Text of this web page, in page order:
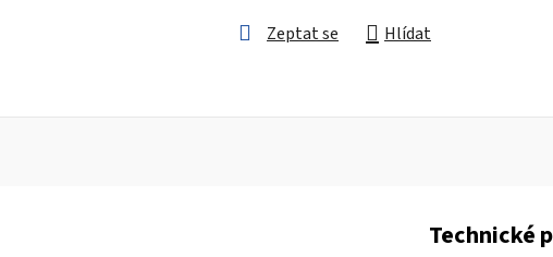
Zeptat se Hlídat
Technické